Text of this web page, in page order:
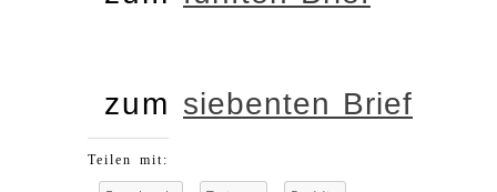
zum siebenten Brief
Teilen mit: